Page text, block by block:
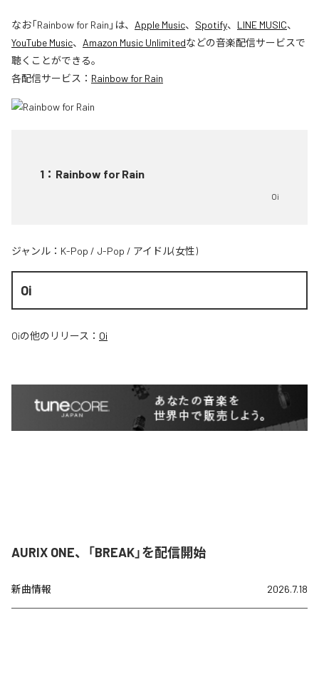
なお「Rainbow for Rain 」は、 Apple Music、 Spotify、 LINE MUSIC、
YouTube Music、 Amazon Music Unlimitedなどの音楽配信サービスで
聴くことができる。
各配信サービス： Rainbow for Rain
1 ： Rainbow for Rain
Oi
ジャンル： K-Pop / J-Pop / アイドル(女性)
Oi
Oiの他のリリース： Oi
AURIX ONE、「BREAK」を配信開始
新曲情報 2026.7.18